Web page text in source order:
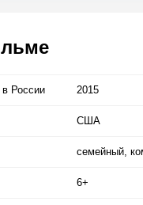
Росcии 2015
США
семейный,
6+